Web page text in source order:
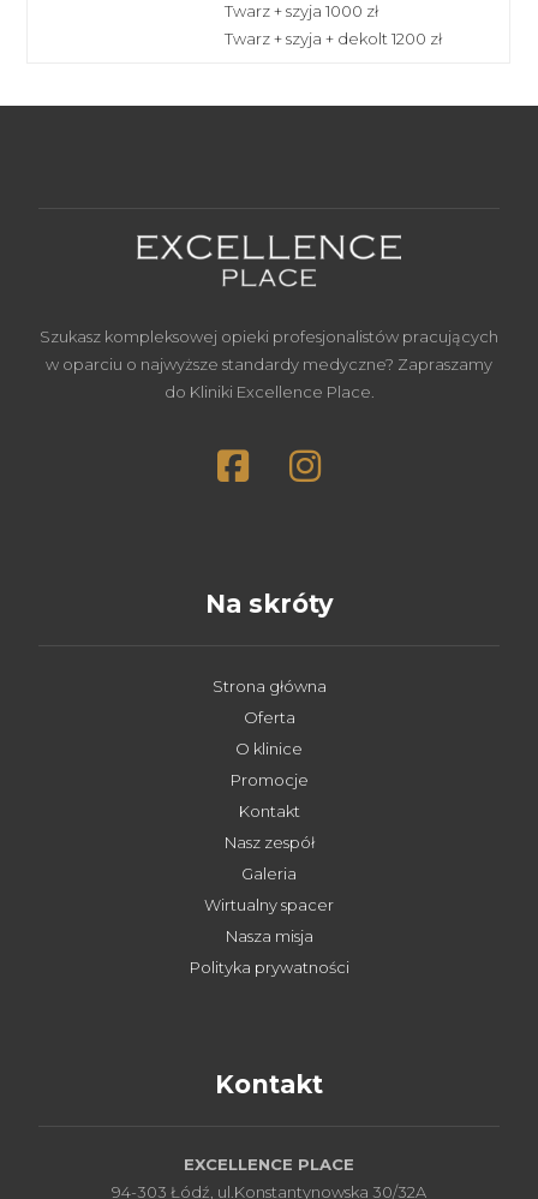
Twarz + szyja 1000 zł
Twarz + szyja + dekolt 1200 zł
Szukasz kompleksowej opieki profesjonalistów pracujących
w oparciu o najwyższe standardy medyczne? Zapraszamy
do Kliniki Excellence Place.
Na skróty
Strona główna
Oferta
O klinice
Promocje
Kontakt
Nasz zespół
Galeria
Wirtualny spacer
Nasza misja
Polityka prywatności
Kontakt
EXCELLENCE PLACE
94-303 Łódź, ul.Konstantynowska 30/32A